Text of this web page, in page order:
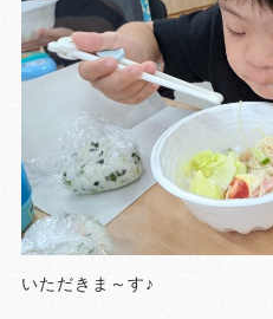
いただきま～す♪